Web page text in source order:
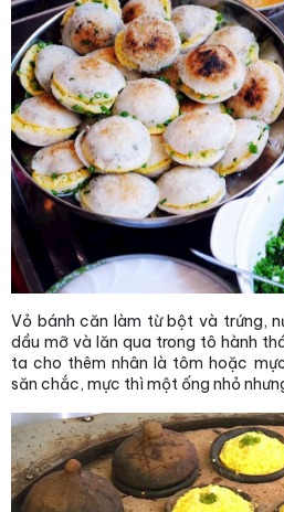
Vỏ bánh căn làm từ bột và trứng,
dầu mỡ và lăn qua trong tô hành
ta cho thêm nhân là tôm hoặc
săn chắc, mực thì một ống nhỏ